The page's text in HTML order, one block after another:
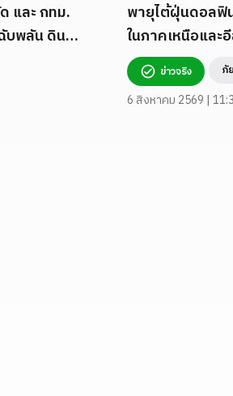
และ กทม.
บพลัน ดิน
พายุไต้ฝุ่นดอลฟิ
ในภาคเหนือแล
2569ข่าวจริง ภั
6 สิงหาคม 2569 |